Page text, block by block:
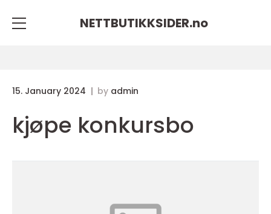
NETTBUTIKKSIDER.no
15. January 2024 by admin
kjøpe konkursbo